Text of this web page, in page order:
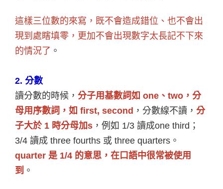
這樣三位數的來寫，既不會造成錯位、也不會出
現到處瞎填零，更加不會出現數字太長記不下來
的情況了 。
2. 分數
讀分數的時候， 分子用基數詞如 one、two，分
母用序數詞 ，如 first, second ，分數線不讀， 分
子大於 1 時分母加s ，例如 1/3 讀成one third；
3/4 讀成 three fourths 或 three quarters。
quarter 是 1/4 的意思，在口語中很常被使用
到 。